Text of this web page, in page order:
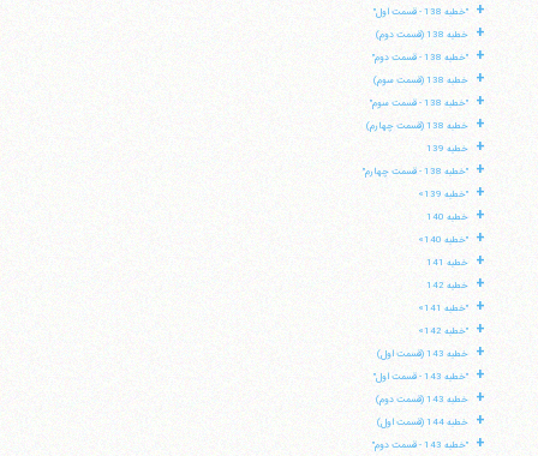
+ "خطبه 138 - قسمت اول"
+ خطبه 138 (قسمت دوم)
+ "خطبه 138 - قسمت دوم"
+ خطبه 138 (قسمت سوم)
+ "خطبه 138 - قسمت سوم"
+ خطبه 138 (قسمت چهارم)
+ خطبه 139
+ "خطبه 138 - قسمت چهارم"
+ "خطبه 139»
+ خطبه 140
+ "خطبه 140»
+ خطبه 141
+ خطبه 142
+ "خطبه 141»
+ "خطبه 142»
+ خطبه 143 (قسمت اول)
+ "خطبه 143 - قسمت اول"
+ خطبه 143 (قسمت دوم)
+ خطبه 144 (قسمت اول)
+ "خطبه 143 - قسمت دوم"